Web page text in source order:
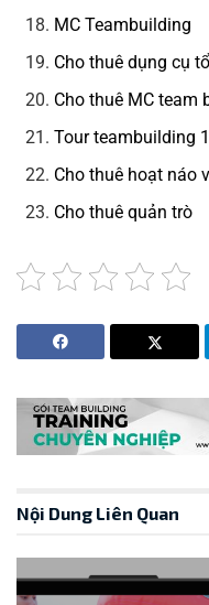
MC Teambuilding
Cho thuê dụng cụ
Cho thuê MC team
Tour teambuilding
Cho thuê hoạt náo
Cho thuê quản trò
Nội Dung Liên Quan